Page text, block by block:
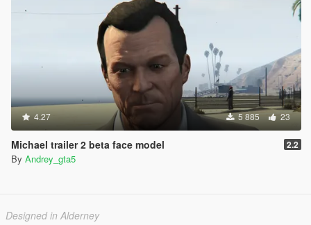
4.27 5 885 23
Michael trailer 2 beta face model 2.2
By Andrey_gta5
Designed in Alderney